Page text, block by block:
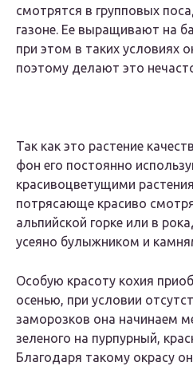
смотрятся в групповых
газоне. Ее выращивают на
при этом в таких условиях
поэтому делают это
Так как это растение
фон его постоянно
красивоцветущими
потрясающе красиво
альпийской горке или в
усеяно булыжником и
Особую красоту кохия
осенью, при условии
заморозков она начинаем
зеленого на пурпурный,
Благодаря такому окрасу